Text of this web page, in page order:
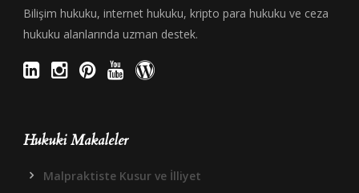
Bilişim hukuku, internet hukuku, kripto para hukuku ve ceza
hukuku alanlarında uzman destek.
Hukuki Makaleler
Malpraktiste Kusur ve İlliyet